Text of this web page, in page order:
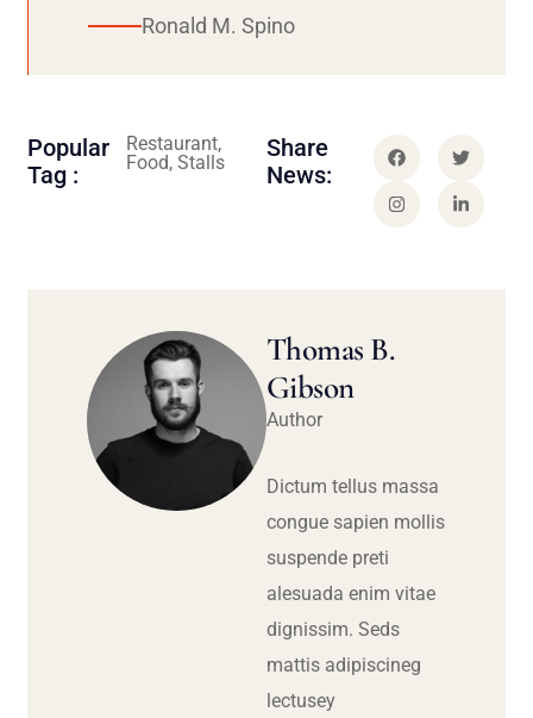
Ronald M. Spino
Popular
Tag :
Restaurant,
Food, Stalls
Share
News:
Thomas B.
Gibson
Author
Dictum tellus massa
congue sapien mollis
suspende preti
alesuada enim vitae
dignissim. Seds
mattis adipiscineg
lectusey